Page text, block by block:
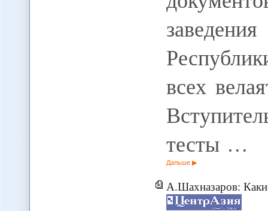
всех
тесты …
Дальше
А.Шахназаров: Какие